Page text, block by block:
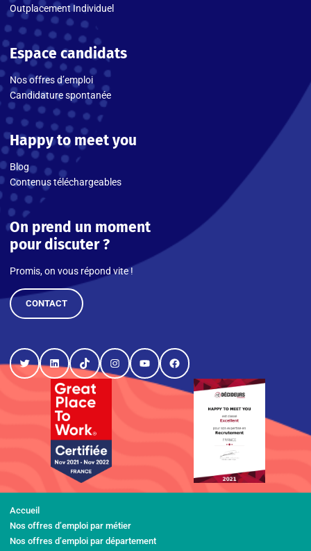
Outplacement Individuel
Espace candidats
Nos offres d’emploi
Candidature spontanée
Happy to meet you
Blog
Contenus téléchargeables
On prend un moment
pour discuter ?
Promis, on vous répond vite !
CONTACT
TwitterLinkedInTikTokInstagramYouTubeFacebook
Accueil
Nos offres d’emploi par métier
Nos offres d’emploi par département